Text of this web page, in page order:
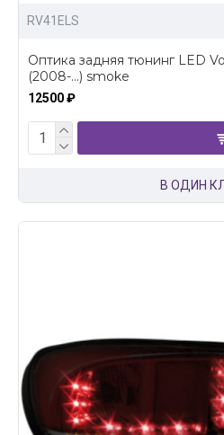
RV41ELS
Оптика задняя тюнинг LED
(2008-...) smoke
12500 ₽
В ОДИН